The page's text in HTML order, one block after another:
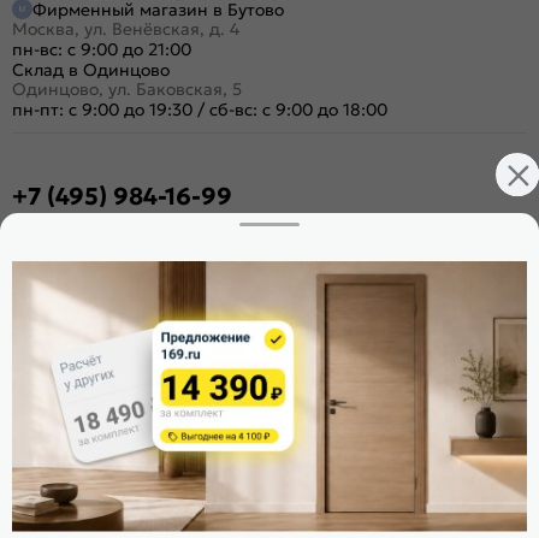
Фирменный магазин в Бутово
Москва, ул. Венёвская, д. 4
пн-вс: с 9:00 до 21:00
Склад в Одинцово
Одинцово, ул. Баковская, 5
пн-пт: с 9:00 до 19:30 / сб-вс: с 9:00 до 18:00
+7 (495) 984-16-99
Поделиться
Оцените магазин
ИКС 1340
© 2010—2026 Склад Дверей 169.RU